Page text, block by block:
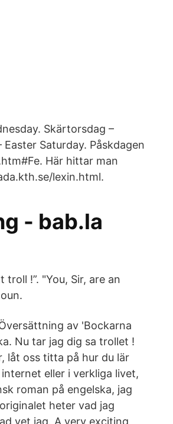
Skärtorsdag –
Saturday. Påskdagen
Här hittar man
lexin.html.
- bab.la
troll !”. "You, Sir, are an
av 'Bockarna
Nu tar jag dig sa trollet !
låt oss titta på hur du lär
eller i verkliga livet,
roman på engelska, jag
heter vad jag
vet jag. A very exciting